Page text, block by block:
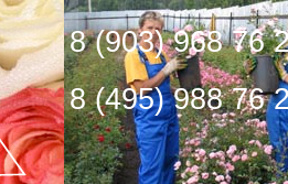
8 (903) 968 76
8 (495) 988 76